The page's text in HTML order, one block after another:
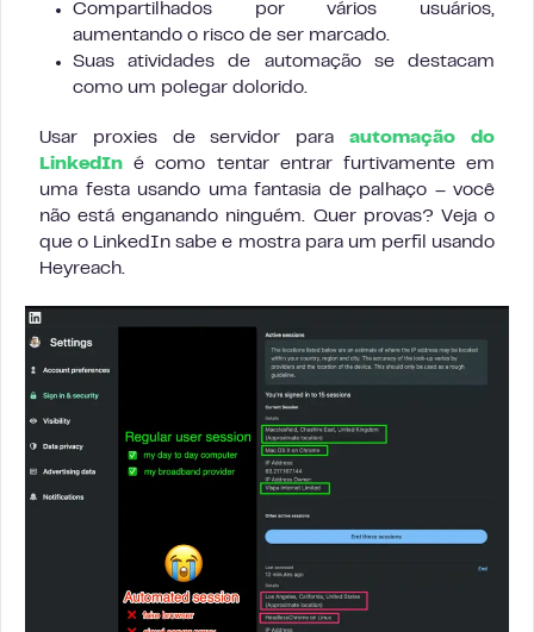
Compartilhados por vários usuários,
aumentando o risco de ser marcado.
Suas atividades de automação se destacam
como um polegar dolorido.
Usar proxies de servidor paraautomação do
LinkedIn é como tentar entrar furtivamente em
uma festa usando uma fantasia de palhaço – você
não está enganando ninguém. Quer provas? Veja o
que o LinkedIn sabe e mostra para um perfil usando
Heyreach.